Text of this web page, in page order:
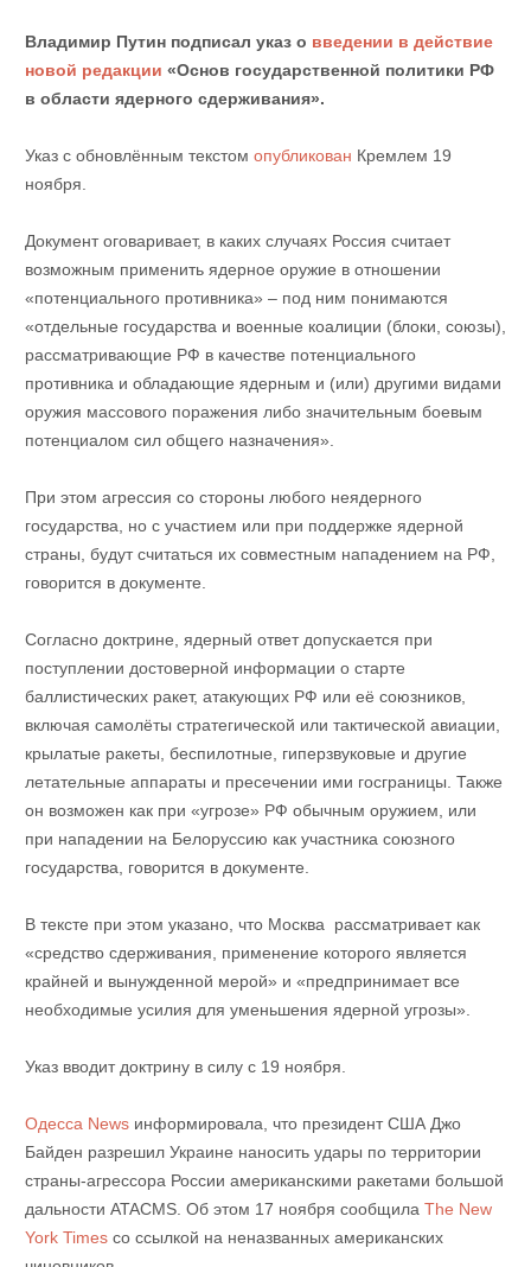
Владимир Путин подписал указ о введении в действие
новой редакции «Основ государственной политики РФ
в области ядерного сдерживания».
Указ с обновлённым текстом опубликован Кремлем 19
ноября.
Документ оговаривает, в каких случаях Россия считает
возможным применить ядерное оружие в отношении
«потенциального противника» – под ним понимаются
«отдельные государства и военные коалиции (блоки, союзы),
рассматривающие РФ в качестве потенциального
противника и обладающие ядерным и (или) другими видами
оружия массового поражения либо значительным боевым
потенциалом сил общего назначения».
При этом агрессия со стороны любого неядерного
государства, но с участием или при поддержке ядерной
страны, будут считаться их совместным нападением на РФ,
говорится в документе.
Согласно доктрине, ядерный ответ допускается при
поступлении достоверной информации о старте
баллистических ракет, атакующих РФ или её союзников,
включая самолёты стратегической или тактической авиации,
крылатые ракеты, беспилотные, гиперзвуковые и другие
летательные аппараты и пресечении ими госграницы. Также
он возможен как при «угрозе» РФ обычным оружием, или
при нападении на Белоруссию как участника союзного
государства, говорится в документе.
В тексте при этом указано, что Москва рассматривает как
«средство сдерживания, применение которого является
крайней и вынужденной мерой» и «предпринимает все
необходимые усилия для уменьшения ядерной угрозы».
Указ вводит доктрину в силу с 19 ноября.
Одесса Newsинформировала, что президент США Джо
Байден разрешил Украине наносить удары по территории
страны-агрессора России американскими ракетами большой
дальности ATACMS. Об этом 17 ноября сообщила The New
York Timesсо ссылкой на неназванных американских